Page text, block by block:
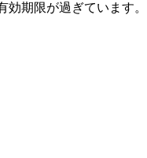
期限が過ぎています。